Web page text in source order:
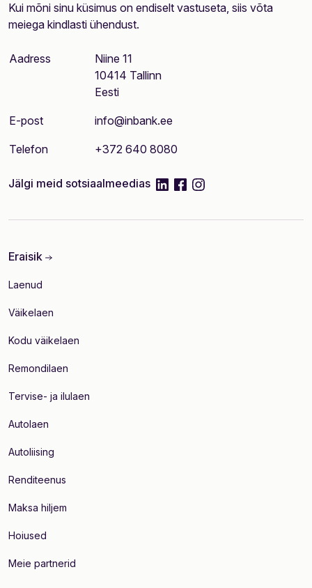
Kui mõni sinu küsimus on endiselt vastuseta, siis võta
meiega kindlasti ühendust.
Aadress
Niine 11
10414 Tallinn
Eesti
E-post info@inbank.ee
Telefon +372 640 8080
Jälgi meid sotsiaalmeedias linkedInfacebook
instagram
Eraisik
Laenud
Väikelaen
Kodu väikelaen
Remondilaen
Tervise- ja ilulaen
Autolaen
Autoliising
Renditeenus
Maksa hiljem
Hoiused
Meie partnerid